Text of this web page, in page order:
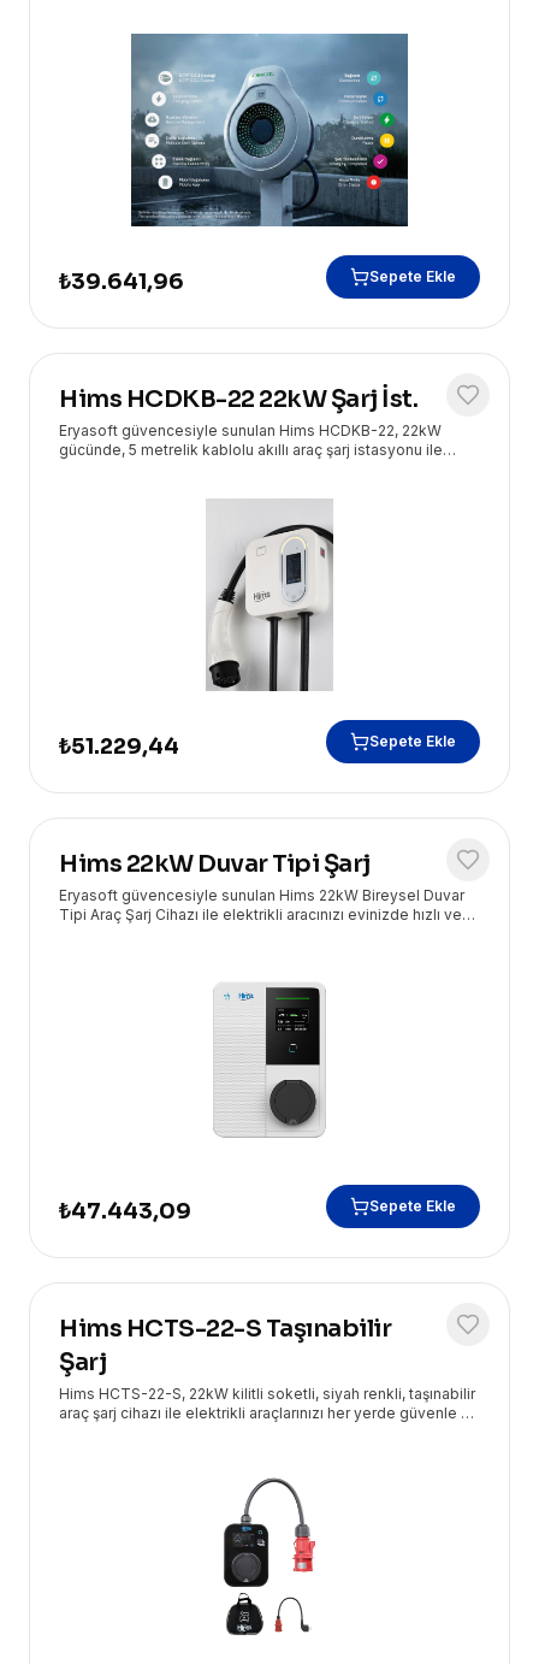
₺39.641,96 Sepete Ekle
Hims HCDKB-22 22kW Şarj İst.
Eryasoft güvencesiyle sunulan Hims HCDKB-22, 22kW
gücünde, 5 metrelik kablolu akıllı araç şarj istasyonu ile
₺51.229,44 Sepete Ekle
Hims 22kW Duvar Tipi Şarj
Eryasoft güvencesiyle sunulan Hims 22kW Bireysel Duvar
Tipi Araç Şarj Cihazı ile elektrikli aracınızı evinizde hızlı ve
₺47.443,09 Sepete Ekle
Hims HCTS-22-S Taşınabilir
Şarj
Hims HCTS-22-S, 22kW kilitli soketli, siyah renkli, taşınabilir
araç şarj cihazı ile elektrikli araçlarınızı her yerde güvenle ve